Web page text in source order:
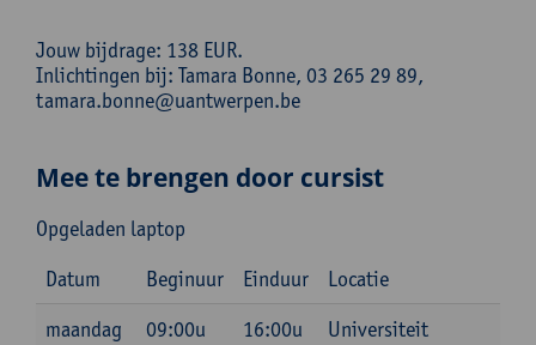
Jouw bijdrage: 138 EUR.
Inlichtingen bij: Tamara Bonne, 03 265 29 89,
tamara.bonne@uantwerpen.be
Mee te brengen door cursist
Opgeladen laptop
Datum
Beginuur Einduur
Locatie
maandag
09:00u 16:00u
Universiteit